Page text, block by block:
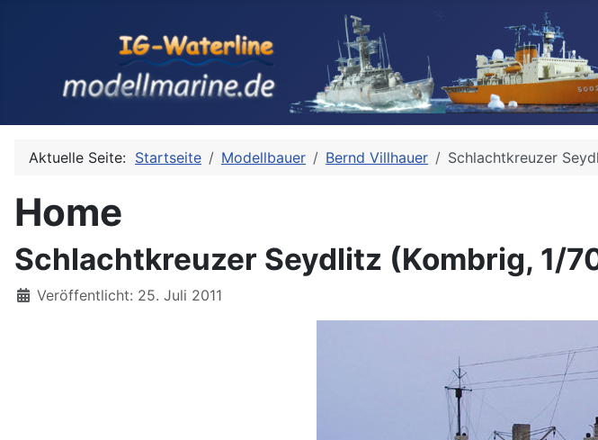
Aktuelle Seite: Startseite Modellbauer Bernd Villhauer Schlachtkreuzer
Home
Schlachtkreuzer Seydlitz (Kombrig, 1/
Details
Veröffentlicht: 25. Juli 2011